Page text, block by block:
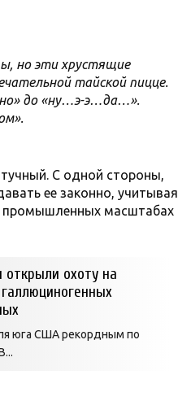
но эти хрустящие
тайской пицце.
до «ну…э-э…да…».
С одной стороны,
ее законно, учитывая
промышленных масштабах
охоту на
юга США рекордным по